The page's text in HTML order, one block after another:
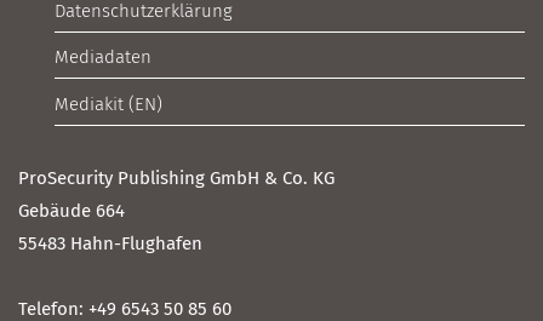
Datenschutzerklärung
Mediadaten
Mediakit (EN)
ProSecurity Publishing GmbH & Co. KG
Gebäude 664
55483 Hahn-Flughafen
Telefon: +49 6543 50 85 60